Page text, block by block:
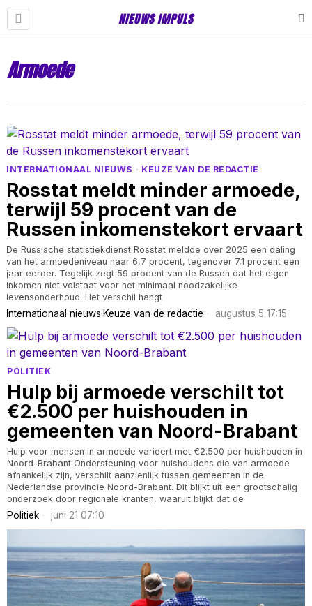
NIEUWS IMPULS
Armoede
INTERNATIONAAL NIEUWS · KEUZE VAN DE REDACTIE
Rosstat meldt minder armoede,
terwijl 59 procent van de
Russen inkomenstekort ervaart
De Russische statistiekdienst Rosstat meldde over 2025 een daling
van het armoedeniveau naar 6,7 procent, tegenover 7,1 procent een
jaar eerder. Tegelijk zegt 59 procent van de Russen dat het eigen
inkomen niet volstaat voor het minimaal noodzakelijke
levensonderhoud. Het verschil hangt
Internationaal nieuws·Keuze van de redactie augustus 5 17:15
POLITIEK
Hulp bij armoede verschilt tot
€2.500 per huishouden in
gemeenten van Noord-Brabant
Hulp voor mensen in armoede varieert met €2.500 per huishouden in
Noord-Brabant Ondersteuning voor huishoudens die van armoede
afhankelijk zijn, verschilt aanzienlijk tussen gemeenten in de
Nederlandse provincie Noord-Brabant. Dit blijkt uit een grootschalig
onderzoek door regionale kranten, waaruit blijkt dat de
Politiek juni 21 07:10